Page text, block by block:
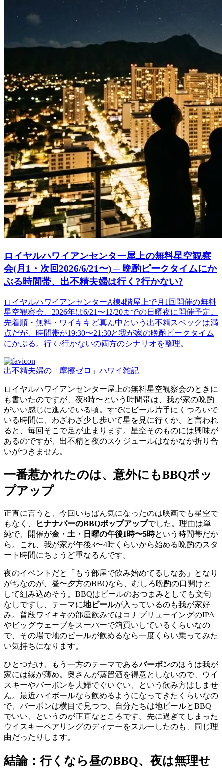
ロイヤルハワイアンセンター屋上の無料星空観察
会(月1・次回2026/6/21〜) ─ 晩酌ピークタイムにか
ぶる時間帯、出不精夫婦は行く?行かない?
ロイヤルハワイアンセンターA棟4階屋上で月1回開催の無料
星空観察会、2026年は6/21〜12/20までの日曜夜に開催予定。
先着順・無料・ワイキキど真ん中という出不精スペックは満
点だが、時間帯が19:30〜21:30と我が家の晩酌ピークタイム
にかぶる。行く/行かないの両方のシナリオを整理。
出不精夫婦の「摩擦ゼロ」ハワイ雑記
ロイヤルハワイアンセンター屋上の無料星空観察会のときに
も書いたのですが、夜8時〜という時間帯は、我が家の晩酌
がいい感じに進んでいる頃。すでにビール片手にくつろいで
いる時間に、わざわざ少し歩いて星を見に行くか、と言われ
ると、毎回そこで足が止まります。星空そのものには興味が
あるのですが、出不精と夜のスケジュールはなかなか折り合
いがつきません。
一番惹かれたのは、意外にもBBQポッ
プアップ
正直に言うと、今回いちばん気になったのは映画でも星空で
もなく、
ヒナナバーのBBQポップアップでした。理由は単
純で、開催が金・土・日曜の午後1時〜5時という時間帯だか
ら。これ、我が家が午後3〜4時くらいから始める晩酌のスタ
ート時間にちょうど重なるんです。
夜のイベントだと「もう部屋で飲み始めてるしなあ」となり
がちなのが、昼〜夕方のBBQなら、むしろ晩酌の口開けと
して組み込めそう。BBQはビールのおつまみとしても文句
なしですし、テーマに地ビールが入っているのも我が家好
み。普段ワイキキの部屋飲みではコナブリューイングのIPA
やビッグウェーブをスーパーで箱買いしているくらいなの
で、その場で地のビールが飲めるなら一度くらい乗ってみた
い気持ちになります。
ひとつだけ、もう一方のテーマであるバーボンのほうは我が
家には縁が薄め。奥さんが蒸留酒を得意としないので、ウイ
スキーやバーボンを夫婦でぐいぐい、という飲み方はしませ
ん。最近ハイボールなら飲めるようになってきたくらいなの
で、バーボンは横目で見つつ、自分たちは地ビールとBBQ
でいい、というのが正直なところです。先に過ぎてしまった
ウイスキーペアリングのディナーをスルーしたのも、同じ理
由だったりします。
結論：行くなら昼のBBQ、夜は無理せ